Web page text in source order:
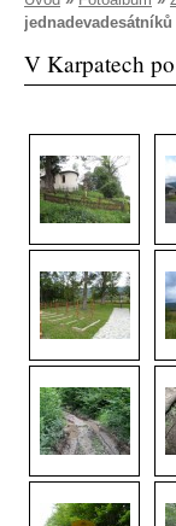
jednadevadesátníků
V Karpatech